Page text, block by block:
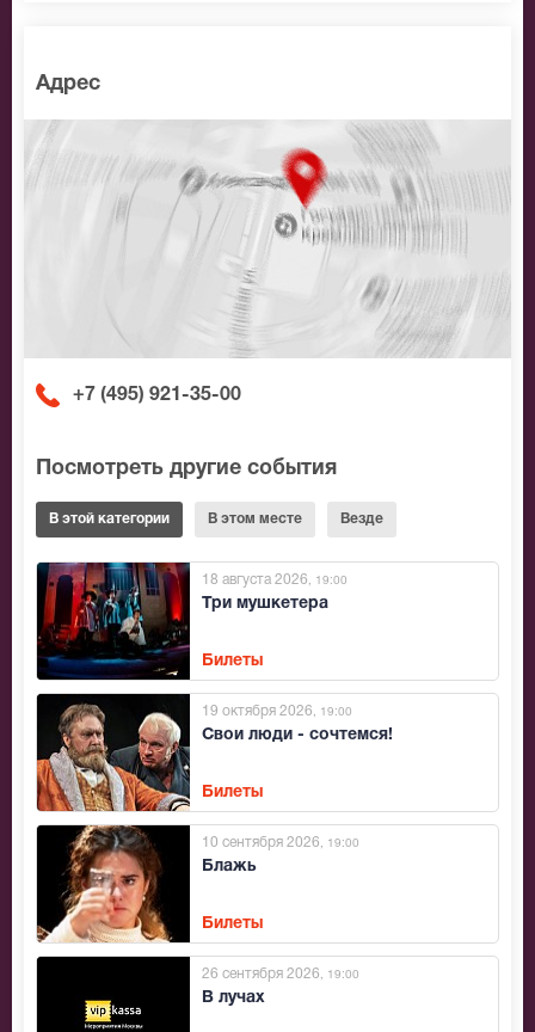
Адрес
+7 (495) 921-35-00
Посмотреть другие события
В этой категории В этом месте Везде
Три мушкетера
18 августа 2026 , 19:00
Билеты
Свои люди - сочтемся!
19 октября 2026 , 19:00
Билеты
Блажь
10 сентября 2026 , 19:00
Билеты
В лучах
26 сентября 2026 , 19:00